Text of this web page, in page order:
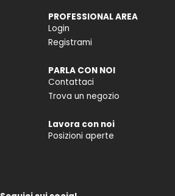
PROFESSIONAL AREA
Login
Registrami
PARLA CON NOI
Contattaci
Trova un negozio
Lavora con noi
Posizioni aperte